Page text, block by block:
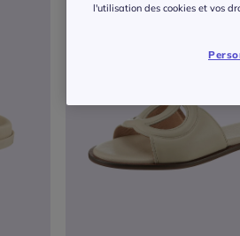
l'utilisation des cookies et vos